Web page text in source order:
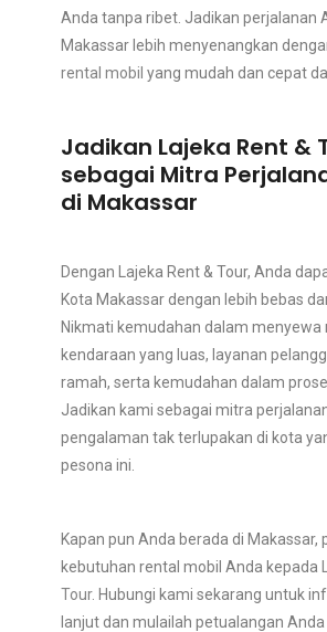
Anda tanpa ribet. Jadikan perjalanan
Makassar lebih menyenangkan
rental mobil yang mudah dan cepat
Jadikan Lajeka Rent &
sebagai Mitra
di Makassar
Dengan Lajeka Rent & Tour, Anda
Kota Makassar dengan lebih bebas
Nikmati kemudahan dalam menyewa
kendaraan yang luas, layanan
ramah, serta kemudahan dalam
Jadikan kami sebagai mitra
pengalaman tak terlupakan di kota
pesona ini.
Kapan pun Anda berada di Makassar,
kebutuhan rental mobil Anda kepada
Tour. Hubungi kami sekarang untuk
lanjut dan mulailah petualangan